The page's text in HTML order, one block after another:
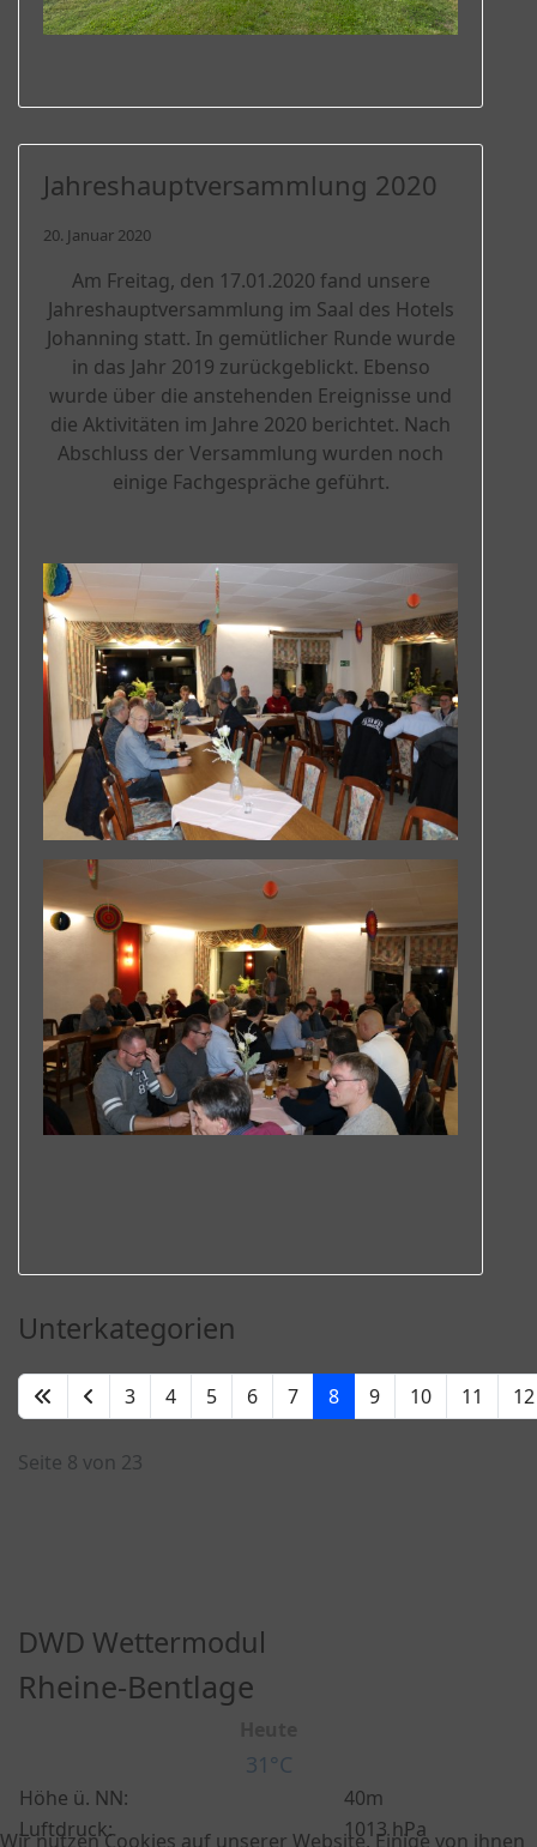
Jahreshauptversammlung 2020
20. Januar 2020
Am Freitag, den 17.01.2020 fand unsere
Jahreshauptversammlung im Saal des Hotels
Johanning statt. In gemütlicher Runde wurde
in das Jahr 2019 zurückgeblickt. Ebenso
wurde über die anstehenden Ereignisse und
die Aktivitäten im Jahre 2020 berichtet. Nach
Abschluss der Versammlung wurden noch
einige Fachgespräche geführt.
Unterkategorien
3 4 5 6 7 8 9 10 11 12
Seite 8 von 23
DWD Wettermodul
Rheine-Bentlage
31°C
Höhe ü. NN:
40m
Luftdruck:
1013 hPa
Wir nutzen Cookies auf unserer Website. Einige von ihnen